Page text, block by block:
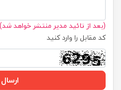
(بعد از تائید مدیر منتشر خواهد شد)
کد مقابل را وارد کنید
ارسال